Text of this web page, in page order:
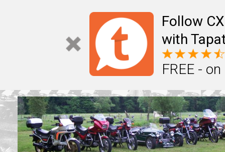
Follow
with
FREE -